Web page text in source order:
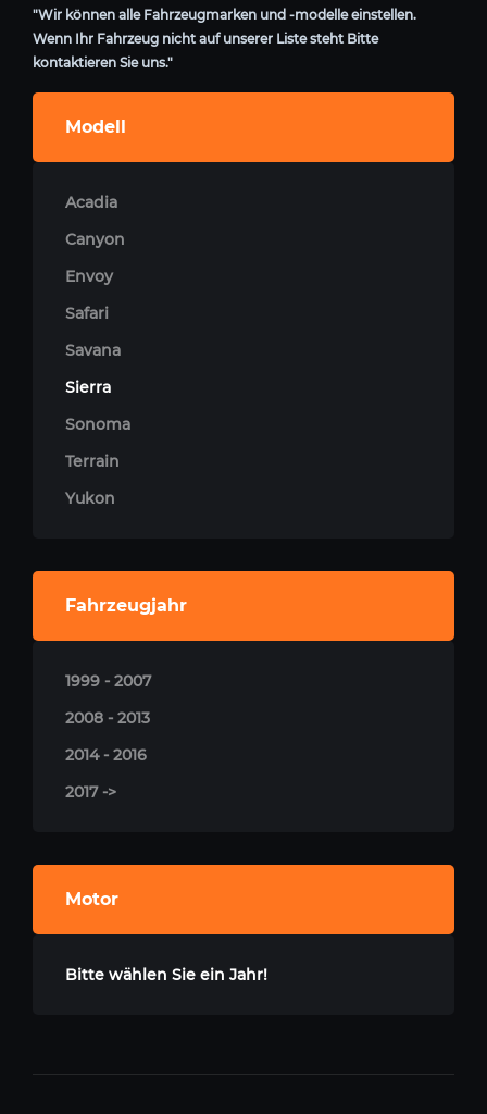
"Wir können alle Fahrzeugmarken und -modelle einstellen.
Wenn Ihr Fahrzeug nicht auf unserer Liste steht Bitte
kontaktieren Sie uns."
Modell
Acadia
Canyon
Envoy
Safari
Savana
Sierra
Sonoma
Terrain
Yukon
Fahrzeugjahr
1999 - 2007
2008 - 2013
2014 - 2016
2017 ->
Motor
Bitte wählen Sie ein Jahr!